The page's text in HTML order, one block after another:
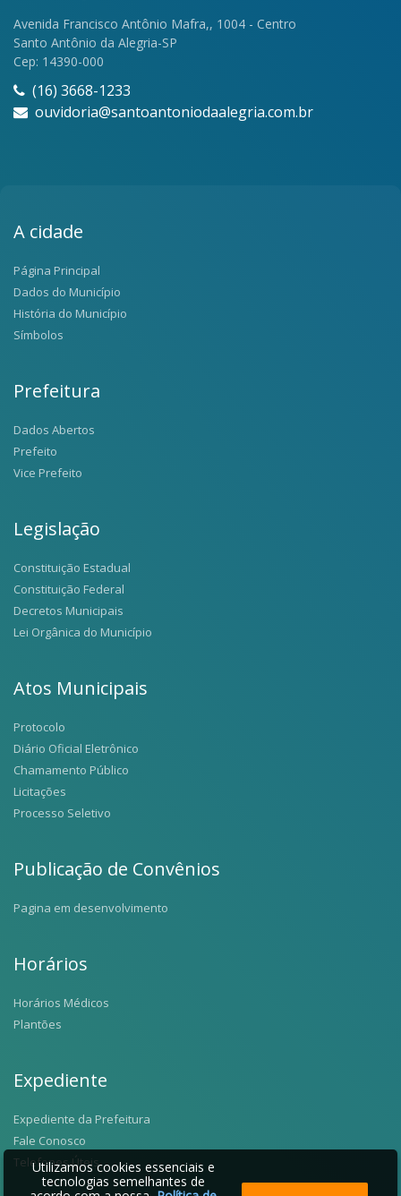
Avenida Francisco Antônio Mafra,, 1004 - Centro
Santo Antônio da Alegria-SP
Cep: 14390-000
(16) 3668-1233
ouvidoria@santoantoniodaalegria.com.br
A cidade
Página Principal
Dados do Município
História do Município
Símbolos
Prefeitura
Dados Abertos
Prefeito
Vice Prefeito
Legislação
Constituição Estadual
Constituição Federal
Decretos Municipais
Lei Orgânica do Município
Atos Municipais
Protocolo
Diário Oficial Eletrônico
Chamamento Público
Licitações
Processo Seletivo
Publicação de Convênios
Pagina em desenvolvimento
Horários
Horários Médicos
Plantões
Expediente
Expediente da Prefeitura
Fale Conosco
Telefones Úteis
Utilizamos cookies essenciais e
tecnologias semelhantes de